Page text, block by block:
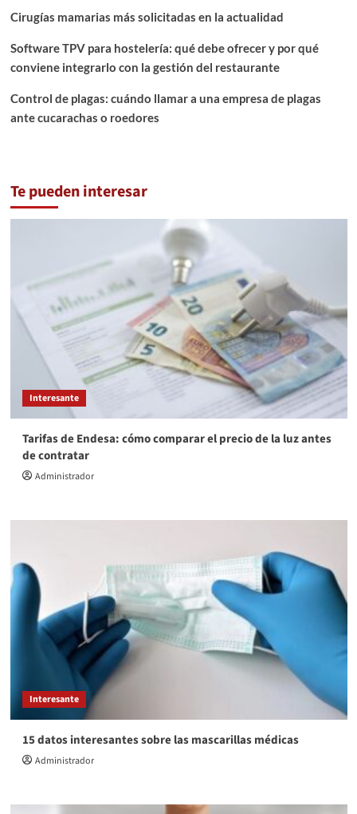
Cirugías mamarias más solicitadas en la actualidad
Software TPV para hostelería: qué debe ofrecer y por qué
conviene integrarlo con la gestión del restaurante
Control de plagas: cuándo llamar a una empresa de plagas
ante cucarachas o roedores
Te pueden interesar
Interesante
Tarifas de Endesa: cómo comparar el precio de la luz antes
de contratar
Administrador
Interesante
15 datos interesantes sobre las mascarillas médicas
Administrador